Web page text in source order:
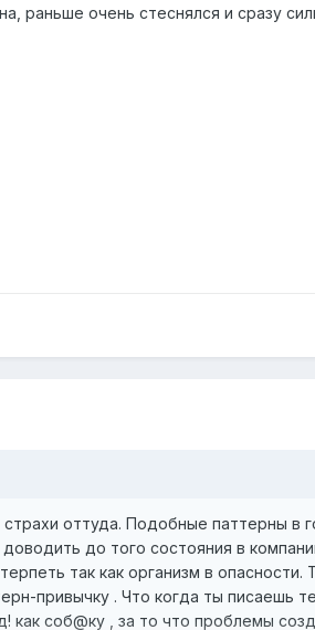
раньше очень стеснялся и сразу
оттуда. Подобные паттерны в
до того состояния в
так как организм в опасности.
привычку . Что когда ты писаешь
как соб@ку , за то что проблемы